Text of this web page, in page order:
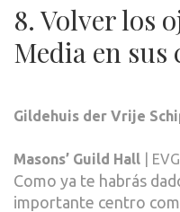
8. Volver los
Media en sus
Gildehuis der Vrije
Masons’ Guild Hall | EVG
Como ya te habrás
importante centro